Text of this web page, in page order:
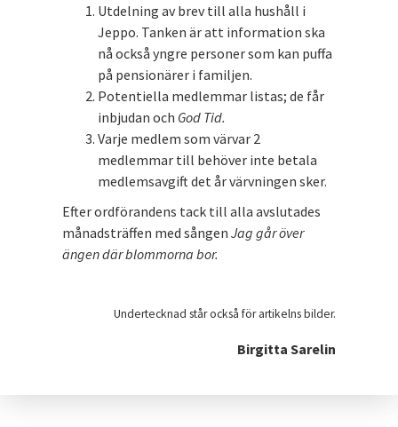
Utdelning av brev till alla hushåll i
Jeppo. Tanken är att information ska
nå också yngre personer som kan puffa
på pensionärer i familjen.
Potentiella medlemmar listas; de får
inbjudan och God Tid.
Varje medlem som värvar 2
medlemmar till behöver inte betala
medlemsavgift det år värvningen sker.
Efter ordförandens tack till alla avslutades
månadsträffen med sången Jag går över
ängen där blommorna bor.
Undertecknad står också för artikelns bilder.
Birgitta Sarelin